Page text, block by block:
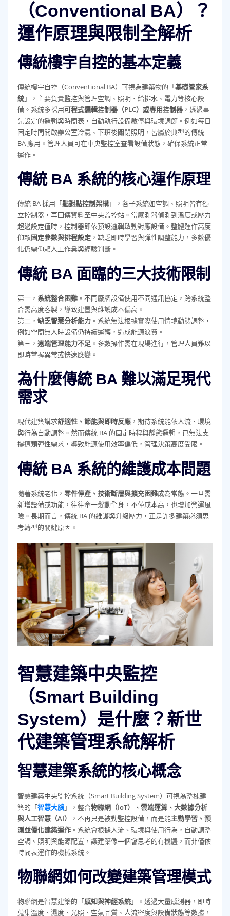
（Conventional BA）？
運作原理與限制全解析
傳統樓宇自控的基本定義
傳統樓宇自控（Conventional BA）可視為建築物的「基礎管家系
統」，主要負責監控與管理空調、照明、給排水、電力等核心設
備。系統多採用可程式邏輯控制器（PLC）或專用控制器，透過事
先設定的邏輯與時間表，自動執行設備啟停與環境調節。例如每日
固定時間開啟辦公室冷氣、下班後關閉照明，皆屬於典型的傳統
BA 應用。管理人員可在中央監控室查看設備狀態，確保系統正常
運作。
傳統 BA 系統的核心運作原理
傳統 BA 採用「點對點控制架構」，各子系統如空調、照明皆有獨
立控制器，再回傳資料至中央監控站。當感測器偵測到溫度或壓力
超過設定值時，控制器即依預設邏輯啟動對應設備。整體運作高度
仰賴固定參數與排程設定，缺乏即時學習與彈性調整能力，多數優
化仍需仰賴人工作業與經驗判斷。
傳統 BA 面臨的三大技術限制
第一， 系統整合困難。不同廠牌設備使用不同通訊協定，跨系統整
合需高度客製，導致建置與維護成本偏高。
第二， 缺乏智慧分析能力。系統無法根據實際使用情境動態調整，
例如空間無人時設備仍持續運轉，造成能源浪費。
第三， 遠端管理能力不足 。多數操作需在現場進行，管理人員難以
即時掌握異常或快速應變。
為什麼傳統 BA 難以滿足現代
需求
現代建築講求舒適性、節能與即時反應，期待系統能依人流、環境
與行為自動調整。然而傳統 BA 的固定時程與靜態邏輯，已無法支
撐這類彈性需求，導致能源使用效率偏低，管理決策高度受限。
傳統 BA 系統的維護成本問題
隨著系統老化， 零件停產、技術斷層與擴充困難成為常態。一旦需
新增設備或功能，往往牽一髮動全身，不僅成本高，也增加營運風
險。長期而言，傳統 BA 的維護與升級壓力，正是許多建築必須思
考轉型的關鍵原因。
智慧建築中央監控
（Smart Building
System）是什麼？新世
代建築管理系統解析
智慧建築系統的核心概念
智慧建築中央監控系統（Smart Building System）可視為整棟建
築的「智慧大腦」，整合物聯網（IoT）、雲端運算、大數據分析
與人工智慧（AI）
，不再只是被動監控設備，而是能主動學習、預
測並優化建築運作。系統會根據人流、環境與使用行為，自動調整
空調、照明與能源配置，讓建築像一個會思考的有機體，而非僅依
時間表運作的機械系統。
物聯網如何改變建築管理模式
物聯網是智慧建築的「感知與神經系統」。透過大量感測器，即時
蒐集溫度、濕度、光照、空氣品質、人流密度與設備狀態等數據，